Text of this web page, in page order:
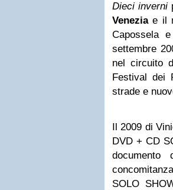
Dieci inverni
Veneziae il
Capossela
settembre
nel circuito
Festival dei
strade e
Il 2009 di
DVD + CD
SOLO